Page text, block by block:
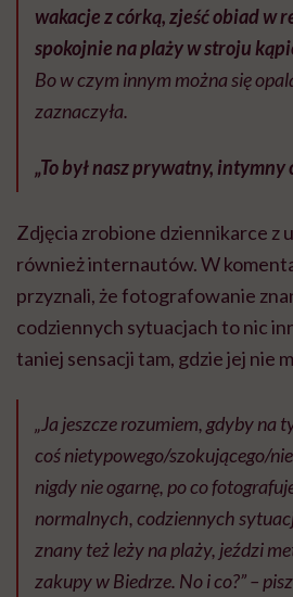
wakacje z córką, zjeść obiad w
spokojnie na plaży w stroju
Bo w czym innym można się
zaznaczyła.
„To był nasz prywatny, intymny
Zdjęcia zrobione dziennikarce z
również internautów. W
przyznali, że fotografowanie
codziennych sytuacjach to nic
taniej sensacji tam, gdzie jej nie
„Ja jeszcze rozumiem, gdyby na
coś nietypowego/szokującego/
nigdy nie ogarnę, po co
normalnych, codziennych
znany też leży na plaży, jeździ
zakupy w Biedrze. No i co?” –